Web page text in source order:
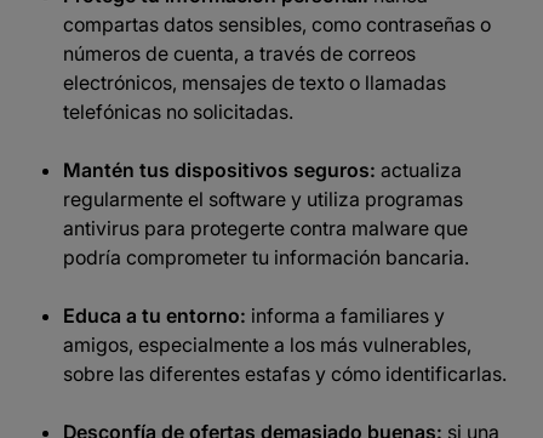
compartas datos sensibles, como contraseñas o
números de cuenta, a través de correos
electrónicos, mensajes de texto o llamadas
telefónicas no solicitadas.​
Mantén tus dispositivos seguros: actualiza
regularmente el software y utiliza programas
antivirus para protegerte contra malware que
podría comprometer tu información bancaria.
Educa a tu entorno: informa a familiares y
amigos, especialmente a los más vulnerables,
sobre las diferentes estafas y cómo identificarlas.​
Desconfía de ofertas demasiado buenas: si una